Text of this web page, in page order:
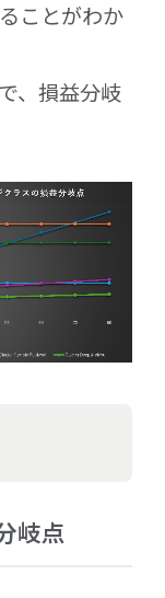
ことがわか
、損益分岐
岐点